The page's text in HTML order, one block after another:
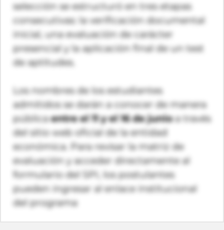
selección se estructuró en tres etapas
consecutivas: la verificación documental
inicial, una evaluación de carácter
presencial y la aplicación final de un test
de aptitudes.
Los nombres de los estudiantes
admitidos se darán a conocer de manera
públicaentre el 11 y el 16 de junioa través
del sitio web oficial de la entidad
económica. Para revisar la matriz de
evaluación y acceder directamente al
formulario del SPI, los postulantes
pueden ingresar al enlace institucional
del programa